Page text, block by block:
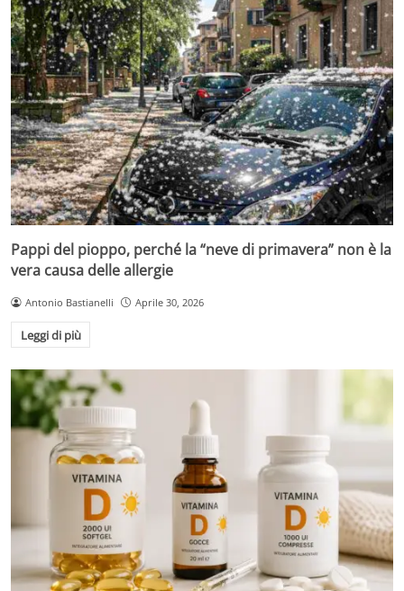
Pappi del pioppo, perché la “neve di primavera” non è la
vera causa delle allergie
Antonio Bastianelli Aprile 30, 2026
Leggi di più